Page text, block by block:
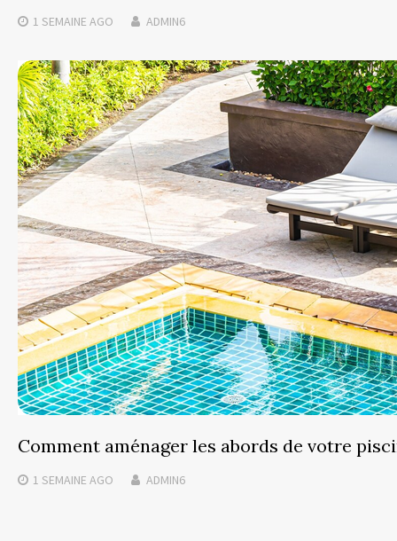
1 SEMAINE AGO ADMIN6
Comment aménager les abords de votre
1 SEMAINE AGO ADMIN6